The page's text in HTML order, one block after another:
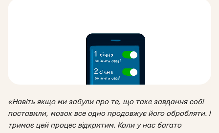
«Навіть якщо ми забули про те, що таке завдання собі
поставили, мозок все одно продовжує його обробляти. І
тримає цей процес відкритим. Коли у нас багато